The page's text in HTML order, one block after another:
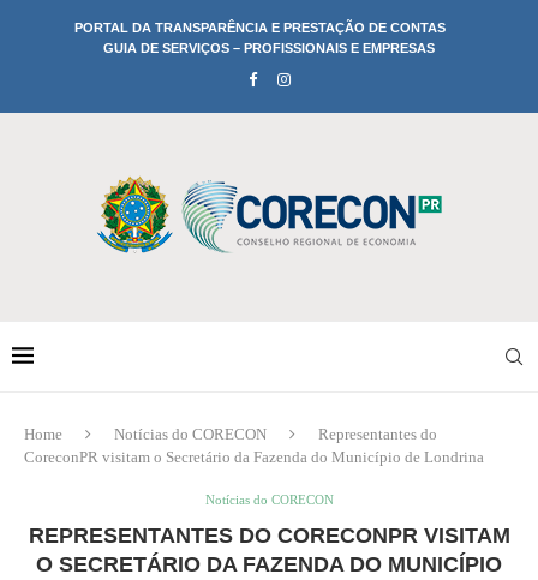
PORTAL DA TRANSPARÊNCIA E PRESTAÇÃO DE CONTAS
GUIA DE SERVIÇOS – PROFISSIONAIS E EMPRESAS
Home Notícias do CORECON
Representantes do
CoreconPR visitam o Secretário da Fazenda do Município de Londrina
Notícias do CORECON
REPRESENTANTES DO CORECONPR VISITAM
O SECRETÁRIO DA FAZENDA DO MUNICÍPIO